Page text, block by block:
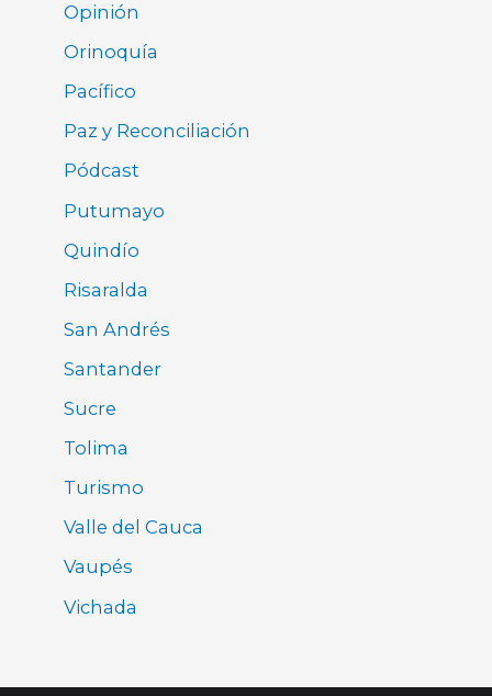
Opinión
Orinoquía
Pacífico
Paz y Reconciliación
Pódcast
Putumayo
Quindío
Risaralda
San Andrés
Santander
Sucre
Tolima
Turismo
Valle del Cauca
Vaupés
Vichada